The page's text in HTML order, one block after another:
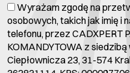
Wyrażam zgodę na
osobowych, takich jak imię i
telefonu, przez CADXPERT
KOMANDYTOWA z
Ciepłownicza 23, 31-574